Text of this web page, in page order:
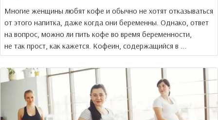
Многие женщины любят кофе и обычно не хотят отказываться
от этого напитка, даже когда они беременны. Однако, ответ
на вопрос, можно ли пить кофе во время беременности,
не так прост, как кажется. Кофеин, содержащийся в ...